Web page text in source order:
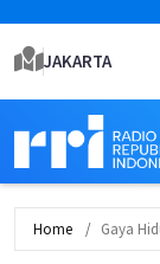
JAKARTA
Home Gaya